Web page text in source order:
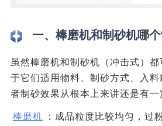
一、棒磨机和制砂机哪
虽然棒磨机和制砂机（冲击式）
于它们适用物料、制砂方式、入
者制砂效果从根本上来讲还是有一
棒磨机
：成品粒度比较均匀，过